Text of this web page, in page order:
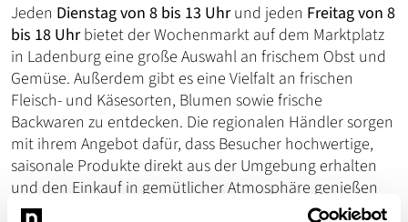
Jeden Dienstag von 8 bis 13 Uhrund jeden Freitag von 8
bis 18 Uhrbietet der Wochenmarkt auf dem Marktplatz
in Ladenburg eine große Auswahl an frischem Obst und
Gemüse. Außerdem gibt es eine Vielfalt an frischen
Fleisch- und Käsesorten, Blumen sowie frische
Backwaren zu entdecken. Die regionalen Händler sorgen
mit ihrem Angebot dafür, dass Besucher hochwertige,
saisonale Produkte direkt aus der Umgebung erhalten
und den Einkauf in gemütlicher Atmosphäre genießen
können.